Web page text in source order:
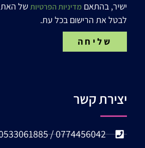
ישיר, בהתאם מדיניות הפרטיותשל
לבטל את הרישום בכל עת.
שליחה
יצירת קשר
0774456042 / 0533061885